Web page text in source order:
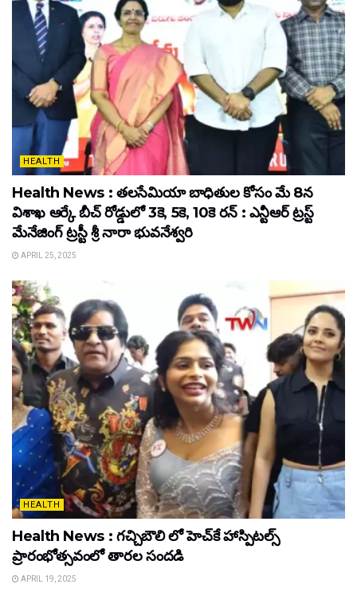
HEALTH
Health News : తలసేమియా బాధితుల కోసం మే 8న
విశాఖ ఆర్కే బీచ్‌ రోడ్డులో 3కె, 5కె, 10కె రన్‌ : ఎన్టీఆర్‌ ట్రస్ట్‌
మేనేజింగ్‌ ట్రస్టీ శ్రీ నారా భువనేశ్వరి
APRIL 25, 2025
HEALTH
Health News : గచ్చిబౌలి లో హెచ్‌కే హాస్పిటల్స్
ప్రారంభోత్సవంలో తారల సందడి
APRIL 19, 2025